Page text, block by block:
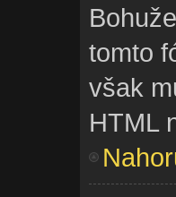
tomto
však
HTML